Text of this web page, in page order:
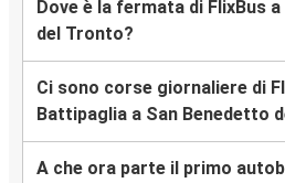
Dove è la fermata di FlixBus
del Tronto?
Ci sono corse giornaliere di
Battipaglia a San Benedetto
A che ora parte il primo